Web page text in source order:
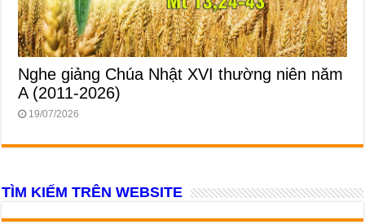
Nghe giảng Chúa Nhật XVI thường niên năm
A (2011-2026)
19/07/2026
TÌM KIẾM TRÊN WEBSITE